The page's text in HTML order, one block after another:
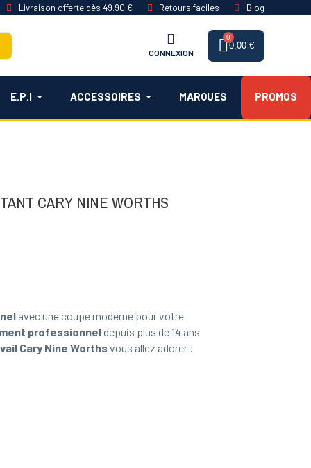
Livraison offerte dès 49.90 € Retours faciles Blog
CONNEXION
0,00 €
E.P.I ACCESSOIRES MARQUES PROMOS
CARY NINE WORTHS
avec une coupe moderne pour votre
professionneldepuis plus de 14 ans
Cary Nine Worths vous allez adorer !